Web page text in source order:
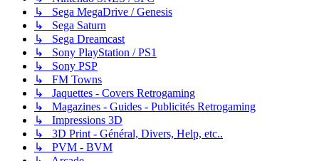
↳ Sega MegaDrive / Genesis
↳ Sega Saturn
↳ Sega Dreamcast
↳ Sony PlayStation / PS1
↳ Sony PSP
↳ FM Towns
↳ Jaquettes - Covers Retrogaming
↳ Magazines - Guides - Publicités Retrogaming
↳ Impressions 3D
↳ 3D Print - Général, Divers, Help, etc..
↳ PVM - BVM